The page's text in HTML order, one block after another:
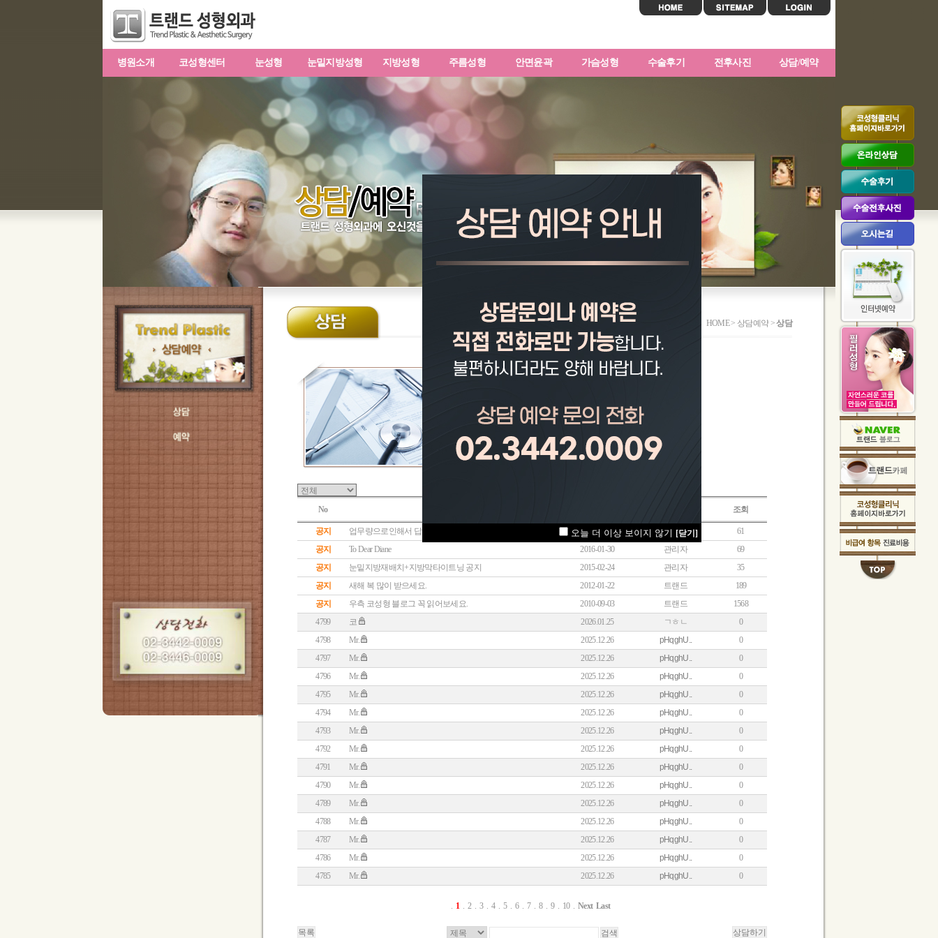
오늘 더 이상 보이지 않기 [닫기]
병원소개 코성형센터 눈성형 눈밑지방성형 지방성형 주름성형 안면윤곽 가슴성형 수술후기 전후사진 상담/예약
HOME > 상담예약 >상담
No 조회
공지 업무량으로인해서 답글 쓰기가 어렵습니다. 2018-06-12 관리자
61
공지
To Dear Diane 2016-01-30 관리자
69
공지
눈밑지방재배치+지방막타이트닝 공지 2015-02-24 관리자
35
공지
새해 복 많이 받으세요. 2012-01-22 트랜드
189
공지
우측 코성형 블로그 꼭 읽어보세요. 2010-09-03 트랜드
1568
4799
코 2026.01.25 ㄱㅎㄴ
0
4798
Mr. 2025.12.26 pHqghU..
0
4797
Mr. 2025.12.26 pHqghU..
0
4796
Mr. 2025.12.26 pHqghU..
0
4795
Mr. 2025.12.26 pHqghU..
0
4794
Mr. 2025.12.26 pHqghU..
0
4793
Mr. 2025.12.26 pHqghU..
0
4792
Mr. 2025.12.26 pHqghU..
0
4791
Mr. 2025.12.26 pHqghU..
0
4790
Mr. 2025.12.26 pHqghU..
0
4789
Mr. 2025.12.26 pHqghU..
0
4788
Mr. 2025.12.26 pHqghU..
0
4787
Mr. 2025.12.26 pHqghU..
0
4786
Mr. 2025.12.26 pHqghU..
0
4785
Mr. 2025.12.26 pHqghU.. 0
. 1. 2. 3. 4. 5. 6. 7. 8. 9. 10. Next Last